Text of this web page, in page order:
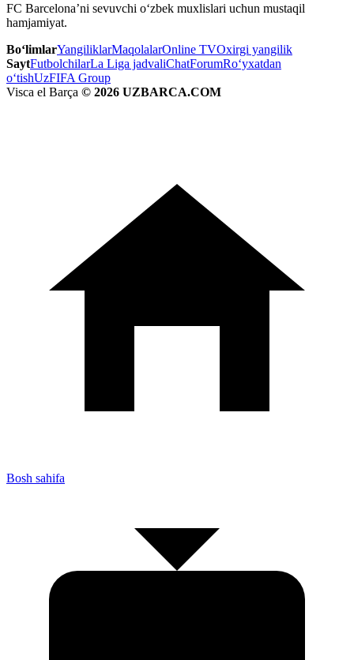
FC Barcelona’ni sevuvchi o‘zbek muxlislari uchun mustaqil
hamjamiyat.
Bo‘limlarYangiliklarMaqolalarOnline TVOxirgi yangilik
SaytFutbolchilarLa Liga jadvaliChatForumRo‘yxatdan
o‘tishUzFIFA Group
Visca el Barça © 2026 UZBARCA.COM
Bosh sahifa